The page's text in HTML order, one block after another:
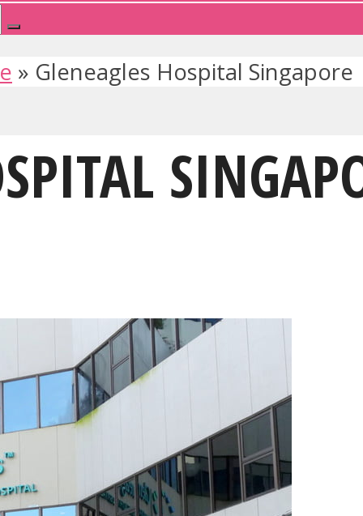
» Gleneagles Hospital Singapore